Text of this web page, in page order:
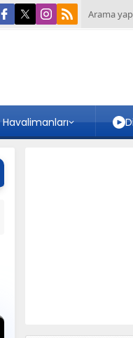
Havalimanları